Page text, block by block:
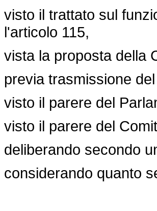
visto il trattato sul
l'articolo 115,
vista la proposta della
previa trasmissione
visto il parere del
visto il parere del
deliberando secondo
considerando quanto